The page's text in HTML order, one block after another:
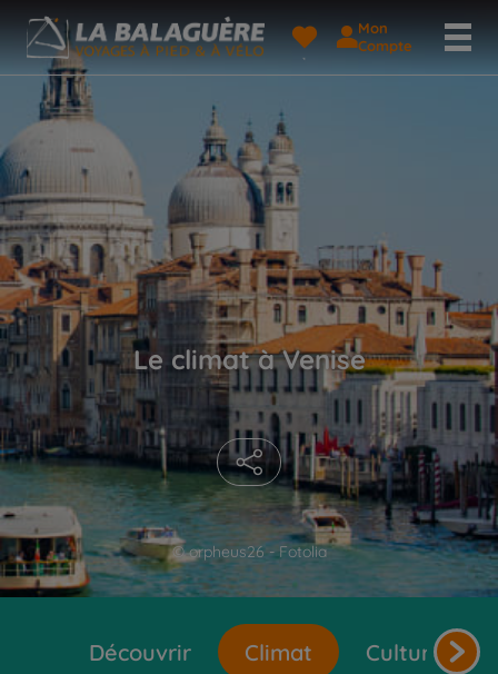
Mon
Compte
© orpheus26 - Fotolia
Le climat à Venise
Découvrir Climat Cultures et